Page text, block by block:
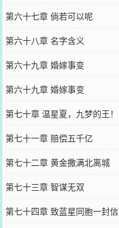
第六十七章 倘若可以呢
第六十八章 名字含义
第六十九章 婚嫁事变
第六十九章 婚嫁事变
第七十章 温星夏，九梦的王！
第七十一章 赔偿五千亿
第七十二章 黄金撒满北离城
第七十三章 智谋无双
第七十四章 致蓝星同胞一封信